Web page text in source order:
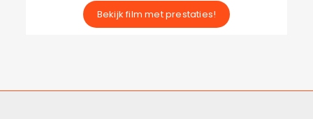
Bekijk film met prestaties!